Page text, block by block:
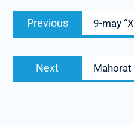
Post
menyusi
Previous
Previous
post:
9-may
Next
Next
post: